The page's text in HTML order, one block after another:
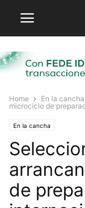
Home En la cancha
microciclo de
En la cancha
de